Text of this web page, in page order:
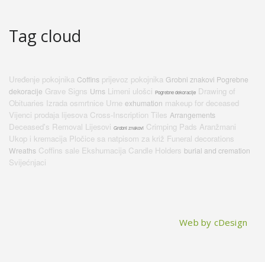
Tag cloud
Uređenje pokojnika Coffins prijevoz pokojnika Grobni znakovi Pogrebne
dekoracije Grave Signs Urns Limeni ulošci Pogrebne dekoracije Drawing of
Obituaries Izrada osmrtnice Urne exhumation makeup for deceased
Vijenci prodaja lijesova Cross-Inscription Tiles Arrangements
Deceased's Removal Lijesovi Grobni znakovi Crimping Pads Aranžmani
Ukop i kremacija Pločice sa natpisom za križ Funeral decorations
Wreaths Coffins sale Ekshumacija Candle Holders burial and cremation
Svijećnjaci
Web by cDesign